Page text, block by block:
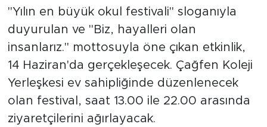
"Yılın en büyük okul festivali" sloganıyla
duyurulan ve "Biz, hayalleri olan
insanlarız." mottosuyla öne çıkan etkinlik,
14 Haziran'da gerçekleşecek. Çağfen Koleji
Yerleşkesi ev sahipliğinde düzenlenecek
olan festival, saat 13.00 ile 22.00 arasında
ziyaretçilerini ağırlayacak.